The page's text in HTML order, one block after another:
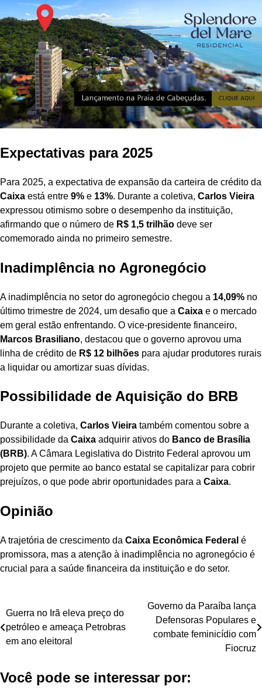
Expectativas para 2025
Para 2025, a expectativa de expansão da carteira de crédito da
Caixa está entre 9% e 13%. Durante a coletiva, Carlos Vieira
expressou otimismo sobre o desempenho da instituição,
afirmando que o número de R$ 1,5 trilhão deve ser
comemorado ainda no primeiro semestre.
Inadimplência no Agronegócio
A inadimplência no setor do agronegócio chegou a 14,09% no
último trimestre de 2024, um desafio que a Caixa e o mercado
em geral estão enfrentando. O vice-presidente financeiro,
Marcos Brasiliano, destacou que o governo aprovou uma
linha de crédito de R$ 12 bilhões para ajudar produtores rurais
a liquidar ou amortizar suas dívidas.
Possibilidade de Aquisição do BRB
Durante a coletiva, Carlos Vieira também comentou sobre a
possibilidade da Caixa adquirir ativos do Banco de Brasília
(BRB). A Câmara Legislativa do Distrito Federal aprovou um
projeto que permite ao banco estatal se capitalizar para cobrir
prejuízos, o que pode abrir oportunidades para a Caixa.
Opinião
A trajetória de crescimento da Caixa Econômica Federal é
promissora, mas a atenção à inadimplência no agronegócio é
crucial para a saúde financeira da instituição e do setor.
Navegação
de
Guerra no Irã eleva preço do
petróleo e ameaça Petrobras
em ano eleitoral
Governo da Paraíba lança
Defensoras Populares e
combate feminicídio com
Fiocruz
Você pode se interessar por: